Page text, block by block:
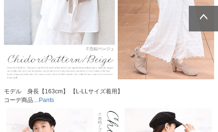
モデル 身長【163cm】 【L-LLサイズ着用】
コーデ商品… Pants
ページトッ
プへ
ページトッ
プへ